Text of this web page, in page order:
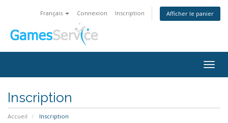
Français Connexion Inscription Afficher le panier
Inscription
Accueil Inscription